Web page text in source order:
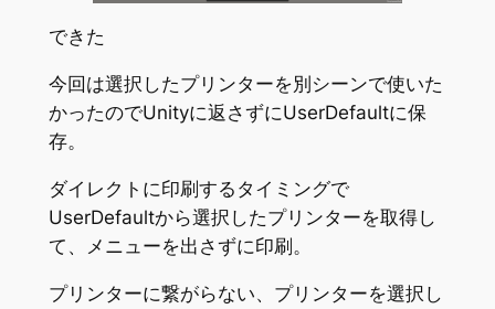
できた
今回は選択したプリンターを別シーンで使いた
かったのでUnityに返さずにUserDefaultに保
存。
ダイレクトに印刷するタイミングで
UserDefaultから選択したプリンターを取得し
て、メニューを出さずに印刷。
プリンターに繋がらない、プリンターを選択し